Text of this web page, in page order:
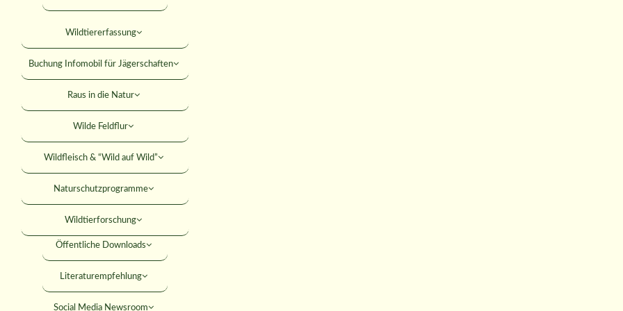
Falkner
Mitteilungsblatt
Versicherungen
Rabatte
Rechtshilfe
Umweltbildung
Förderungen
Seminare
Öffentliche Downloads
Literaturempfehlung
Social Media Newsroom
Wildtiererfassung
Buchung Infomobil für Jägerschaften
Raus in die Natur
Wilde Feldflur
Wildfleisch & “Wild auf Wild”
Naturschutzprogramme
Wildtierforschung
SUCHE
ANMELDEN
beim LJV